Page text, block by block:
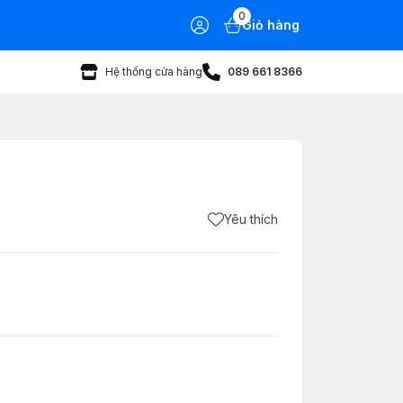
0
Giỏ hàng
Hệ thống cửa hàng 089 661 8366
Yêu thích